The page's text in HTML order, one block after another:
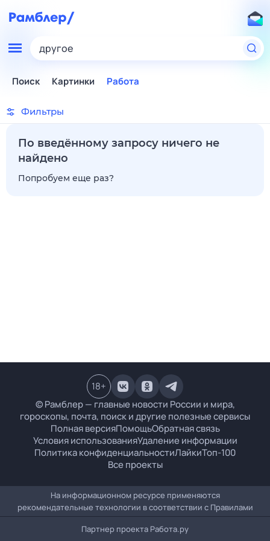
другое
Поиск Картинки Работа
Фильтры
По введённому запросу ничего не
найдено
Попробуем еще раз?
© Рамблер — главные новости России и мира,
гороскопы, почта, поиск и другие полезные сервисы
Полная версияПомощьОбратная связь
Условия использованияУдаление информации
Политика конфиденциальностиЛайкиТоп-100
Все проекты
18+
На информационном ресурсе применяются
рекомендательные технологии в соответствии с Правилами
Партнер проекта Работа.ру